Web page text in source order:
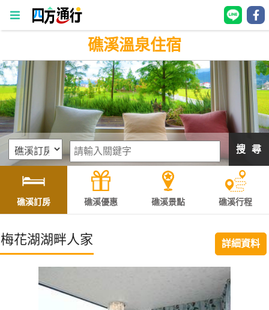
四
方
通
行
訂
房
灣
訂
房
直接跟飯店訂房HOT
礁溪溫泉住宿
搜 尋
礁溪訂房 礁溪優惠 礁溪景點 礁溪行程
梅花湖湖畔人家 詳細資料